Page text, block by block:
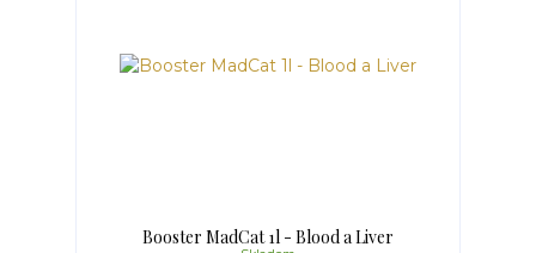
Booster MadCat 1l - Blood a Liver